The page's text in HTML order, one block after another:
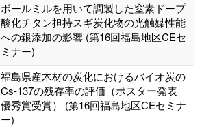
ボールミルを用いて調製した窒素ドープ
酸化チタン担持スギ炭化物の光触媒性能
への銀添加の影響 (第16回福島地区CEセ
ミナー)
福島県産木材の炭化におけるバイオ炭の
Cs-137の残存率の評価（ポスター発表
優秀賞受賞） (第16回福島地区CEセミナ
ー)